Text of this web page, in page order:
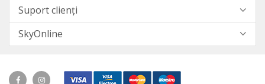
Suport clienți
SkyOnline